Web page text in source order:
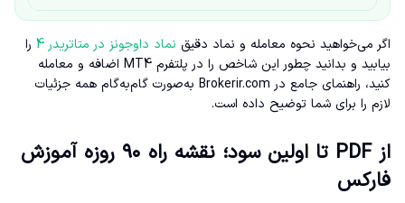
اگر می‌خواهید نحوه معامله و نماد دقیق نماد داوجونز در متاتریدر 4
را
بیابید و بدانید چطور این شاخص را در پلتفرم MT4 اضافه و معامله
کنید، راهنمای جامع در Brokerir.com به‌صورت گام‌به‌گام همه جزئیات
لازم را برای شما توضیح داده است.
از PDF تا اولین سود؛ نقشه راه ۹۰ روزه آموزش
فارکس